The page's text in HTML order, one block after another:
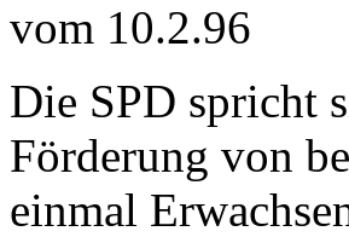
vom 10.2.96
Die SPD spricht
Förderung von
einmal